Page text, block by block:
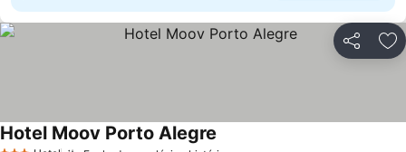
Compartir
Hotel Moov Porto Alegre